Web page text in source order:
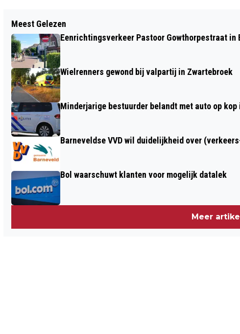
RUIM 100 AGENTEN INGEZET VOOR
MOGELIJKHEID PRO- PALESTIJNSE
DEMONSTRANTEN BIJ
HERDENKINGSBIJEENKOMST ISRAËL IN
BARNEVELD
Meest Gelezen
Eenrichtingsverkeer Pastoor Gowthorpestraat in
Wielrenners gewond bij valpartij in Zwartebroek
Minderjarige bestuurder belandt met auto op
Barneveldse VVD wil duidelijkheid over
Bol waarschuwt klanten voor mogelijk datalek
Meer